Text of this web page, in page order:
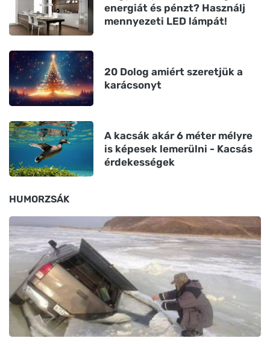
energiát és pénzt? Használj
mennyezeti LED lámpát!
20 Dolog amiért szeretjük a
karácsonyt
A kacsák akár 6 méter mélyre
is képesek lemerülni - Kacsás
érdekességek
HUMORZSÁK